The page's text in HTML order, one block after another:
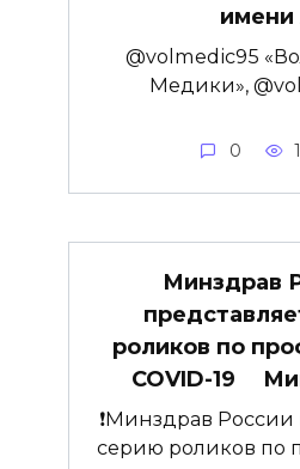
имени
@volmedic95
Медики»,
0
Минздрав
роликов по
COVID-19 ⠀
❗️Минздрав России
серию роликов по